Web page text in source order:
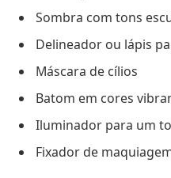
Sombra com tons
Delineador ou lápis
Máscara de cílios
Batom em cores
Iluminador para um
Fixador de